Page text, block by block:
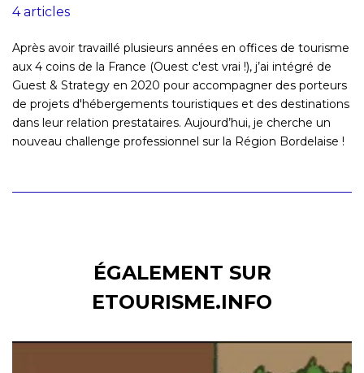
4 articles
Après avoir travaillé plusieurs années en offices de tourisme
aux 4 coins de la France (Ouest c'est vrai !), j’ai intégré de
Guest & Strategy en 2020 pour accompagner des porteurs
de projets d'hébergements touristiques et des destinations
dans leur relation prestataires. Aujourd’hui, je cherche un
nouveau challenge professionnel sur la Région Bordelaise !
ÉGALEMENT SUR
ETOURISME.INFO